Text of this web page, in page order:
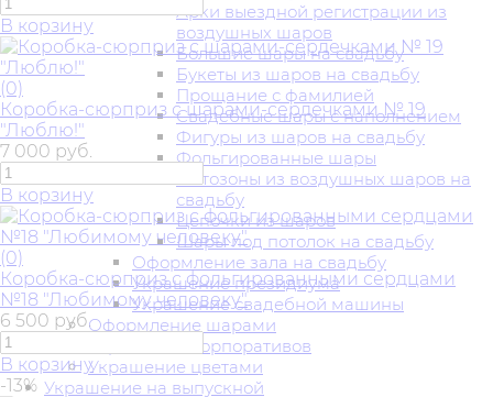
Арки выездной регистрации из
воздушных шаров
Большие шары на свадьбу
Букеты из шаров на свадьбу
Прощание с фамилией
Свадебные шары с наполнением
Фигуры из шаров на свадьбу
Фольгированные шары
Фотозоны из воздушных шаров на
свадьбу
Цепочки из шаров
Шары под потолок на свадьбу
Оформление зала на свадьбу
Украшение президиума
Украшение свадебной машины
Оформление шарами
Украшение корпоративов
Украшение цветами
Украшение на выпускной
В корзину
(0)
Коробка-сюрприз с шарами-сердечками № 19
"Люблю!"
7 000 руб.
В корзину
(0)
Коробка-сюрприз с фольгированными сердцами
№18 "Любимому человеку"
6 500 руб.
В корзину
-13%